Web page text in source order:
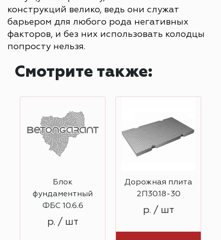
конструкций велико, ведь они служат
барьером для любого рода негативных
факторов, и без них использовать колодцы
попросту нельзя.
Смотрите также:
Блок
фундаментный
ФБС 10.6.6
р. / шт
Дорожная плита
2П30.18-30
р. / шт